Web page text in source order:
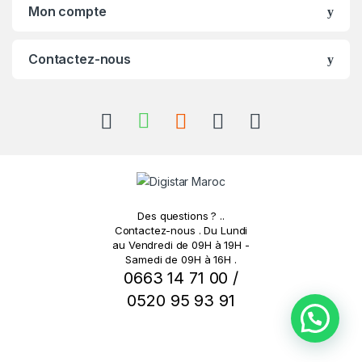
Mon compte
Contactez-nous
Des questions ? ..
Contactez-nous . Du Lundi
au Vendredi de 09H à 19H -
Samedi de 09H à 16H .
0663 14 71 00 /
0520 95 93 91